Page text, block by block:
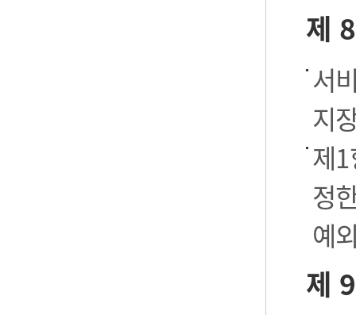
제
서
지
제
정
예
제